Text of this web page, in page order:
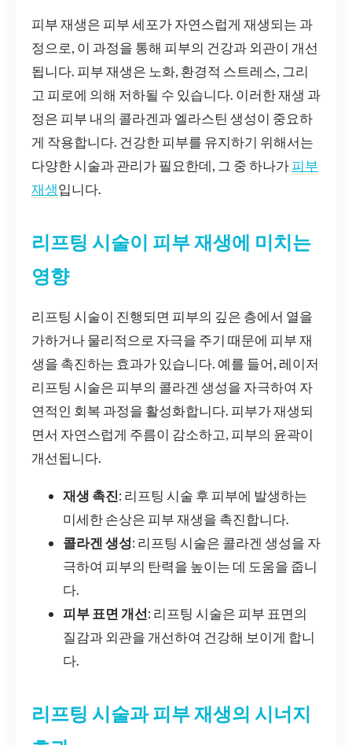
피부 재생은 피부 세포가 자연스럽게 재생되는 과
정으로, 이 과정을 통해 피부의 건강과 외관이 개선
됩니다. 피부 재생은 노화, 환경적 스트레스, 그리
고 피로에 의해 저하될 수 있습니다. 이러한 재생 과
정은 피부 내의 콜라겐과 엘라스틴 생성이 중요하
게 작용합니다. 건강한 피부를 유지하기 위해서는
다양한 시술과 관리가 필요한데, 그 중 하나가피부
재생입니다.
리프팅 시술이 피부 재생에 미치는
영향
리프팅 시술이 진행되면 피부의 깊은 층에서 열을
가하거나 물리적으로 자극을 주기 때문에 피부 재
생을 촉진하는 효과가 있습니다. 예를 들어, 레이저
리프팅 시술은 피부의 콜라겐 생성을 자극하여 자
연적인 회복 과정을 활성화합니다. 피부가 재생되
면서 자연스럽게 주름이 감소하고, 피부의 윤곽이
개선됩니다.
재생 촉진: 리프팅 시술 후 피부에 발생하는
미세한 손상은 피부 재생을 촉진합니다.
콜라겐 생성: 리프팅 시술은 콜라겐 생성을 자
극하여 피부의 탄력을 높이는 데 도움을 줍니
다.
피부 표면 개선: 리프팅 시술은 피부 표면의
질감과 외관을 개선하여 건강해 보이게 합니
다.
리프팅 시술과 피부 재생의 시너지